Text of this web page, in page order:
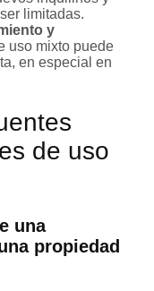
limitadas.
y
uso mixto puede
en especial en
de uso
una
propiedad